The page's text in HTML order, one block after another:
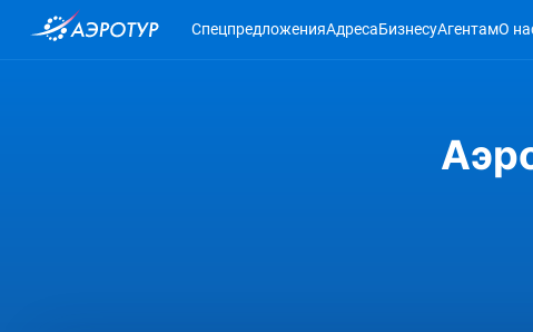
СпецпредложенияАдресаБизнесуАгентамО